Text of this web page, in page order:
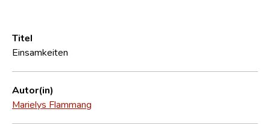
Häufige Fragen und Antworten
CNL
Forschungsgruppe
Kontakt
Titel
Einsamkeiten
Autor(in)
Marielys Flammang